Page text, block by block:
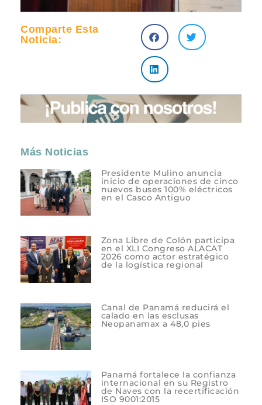
Comparte Esta
Noticia:
Más Noticias
Presidente Mulino anuncia
inicio de operaciones de cinco
nuevos buses 100% eléctricos
en el Casco Antiguo
Zona Libre de Colón participa
en el XLI Congreso ALACAT
2026 como actor estratégico
de la logística regional
Canal de Panamá reducirá el
calado en las esclusas
Neopanamax a 48,0 pies
Panamá fortalece la confianza
internacional en su Registro
de Naves con la recertificación
ISO 9001:2015